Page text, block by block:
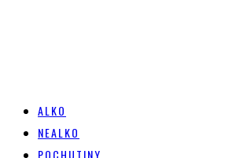
ALKO
NEALKO
POCHUTINY